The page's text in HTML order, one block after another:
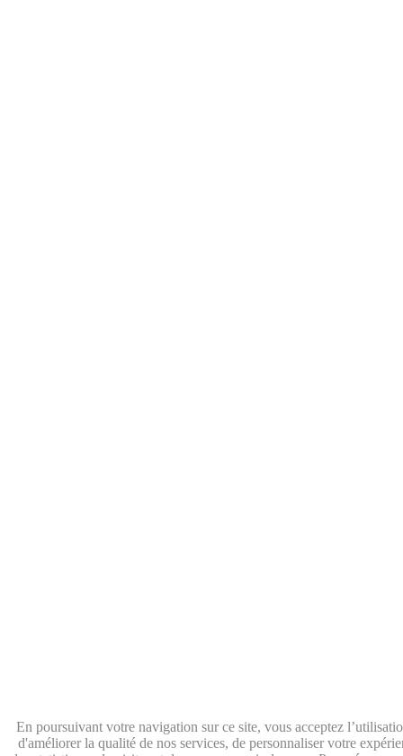
En poursuivant votre navigation sur ce site, vous acceptez
d'améliorer la qualité de nos services, de personnaliser votre